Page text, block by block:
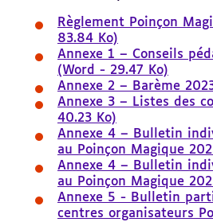
Règlement Poinçon
83.84 Ko)
Annexe 1 – Conseils
(Word - 29.47 Ko)
Annexe 2 – Barème
Annexe 3 – Listes des
40.23 Ko)
Annexe 4 – Bulletin
au Poinçon Magique
Annexe 4 – Bulletin
au Poinçon Magique
Annexe 5 - Bulletin
centres organisateurs